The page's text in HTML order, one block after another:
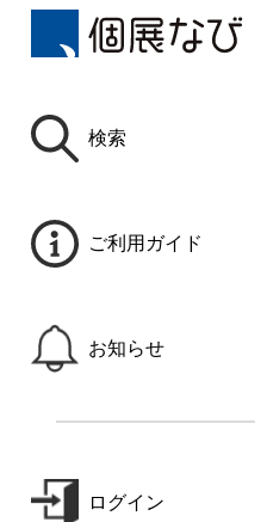
検索
ご利用ガイド
お知らせ
ログイン